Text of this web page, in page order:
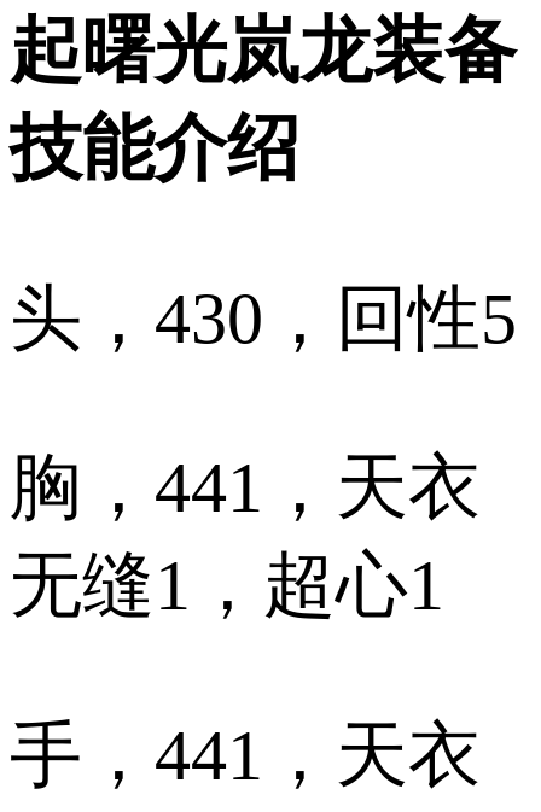
起曙光岚龙装备
技能介绍
头，430，回性5
胸，441，天衣
无缝1，超心1
手，441，天衣